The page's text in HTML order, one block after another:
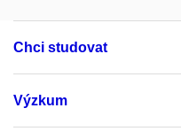
Chci studovat
Výzkum